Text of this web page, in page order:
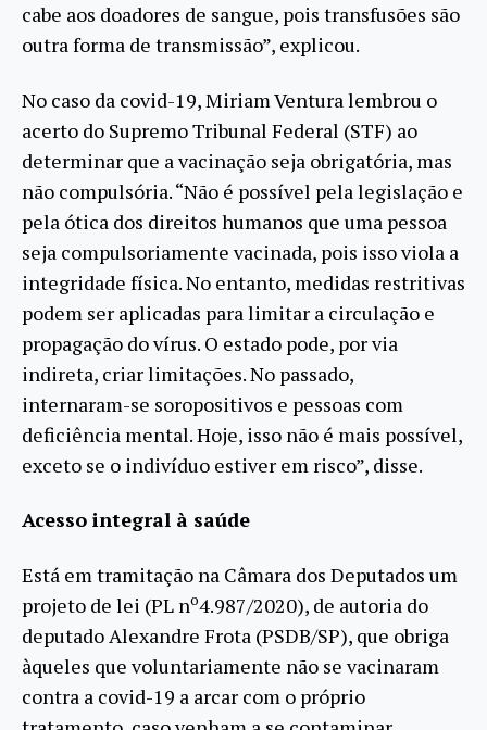
cabe aos doadores de sangue, pois transfusões são
outra forma de transmissão”, explicou.
No caso da covid-19, Miriam Ventura lembrou o
acerto do Supremo Tribunal Federal (STF) ao
determinar que a vacinação seja obrigatória, mas
não compulsória. “Não é possível pela legislação e
pela ótica dos direitos humanos que uma pessoa
seja compulsoriamente vacinada, pois isso viola a
integridade física. No entanto, medidas restritivas
podem ser aplicadas para limitar a circulação e
propagação do vírus. O estado pode, por via
indireta, criar limitações. No passado,
internaram-se soropositivos e pessoas com
deficiência mental. Hoje, isso não é mais possível,
exceto se o indivíduo estiver em risco”, disse.
Acesso integral à saúde
Está em tramitação na Câmara dos Deputados um
projeto de lei (PL no4.987/2020), de autoria do
deputado Alexandre Frota (PSDB/SP), que obriga
àqueles que voluntariamente não se vacinaram
contra a covid-19 a arcar com o próprio